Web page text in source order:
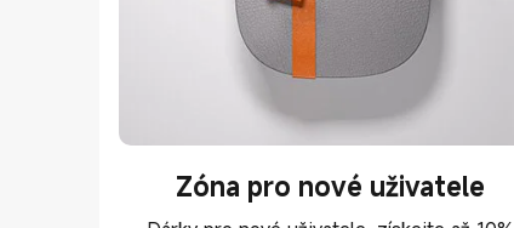
Zóna pro nové uživatele